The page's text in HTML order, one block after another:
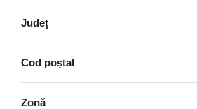
Județ
Cod poștal
Zonă